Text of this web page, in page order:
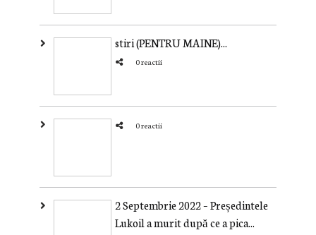
stiri (PENTRU MAINE)...
0 reactii
0 reactii
2 Septembrie 2022 – Președintele
Lukoil a murit după ce a pica...